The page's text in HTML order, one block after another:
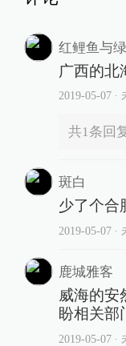
红鲤鱼与
广西的北
2019-05-07∙
共1条回
斑白
少了个合
2019-05-07∙
鹿城雅客
威海的安
盼相关部
2019-05-07∙